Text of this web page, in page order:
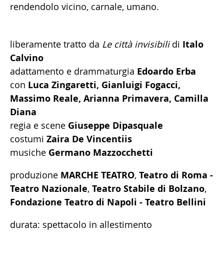
rendendolo vicino, carnale, umano.
liberamente tratto da Le città invisibilidi Italo
Calvino
adattamento e drammaturgia Edoardo Erba
con Luca Zingaretti, Gianluigi Fogacci,
Massimo Reale, Arianna Primavera, Camilla
Diana
regia e scene Giuseppe Dipasquale
costumi Zaira De Vincentiis
musiche Germano Mazzocchetti
produzione MARCHE TEATRO, Teatro di Roma -
Teatro Nazionale, Teatro Stabile di Bolzano,
Fondazione Teatro di Napoli - Teatro Bellini
durata: spettacolo in allestimento